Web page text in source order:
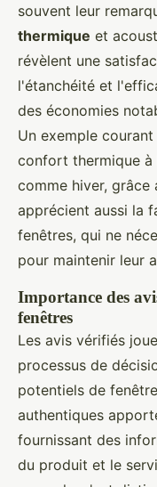
souvent leur
thermique et
révèlent une
l'étanchéité et
des économies
Un exemple
confort thermique à
comme hiver, grâce
apprécient aussi la
fenêtres, qui ne
pour maintenir leur
Importance des
fenêtres
Les avis vérifiés
processus de
potentiels de
authentiques
fournissant des
du produit et le